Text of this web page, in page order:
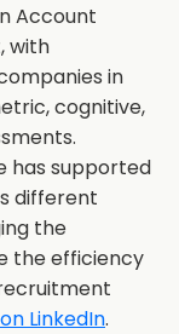
Account
with
in
cognitive,
has supported
different
the
the efficiency
LinkedIn.